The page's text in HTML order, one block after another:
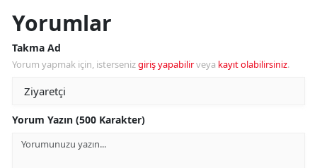
Yorumlar
Takma Ad
Yorum yapmak için, istersenizgiriş yapabilirveya kayıt olabilirsiniz.
Yorum Yazın (500 Karakter)